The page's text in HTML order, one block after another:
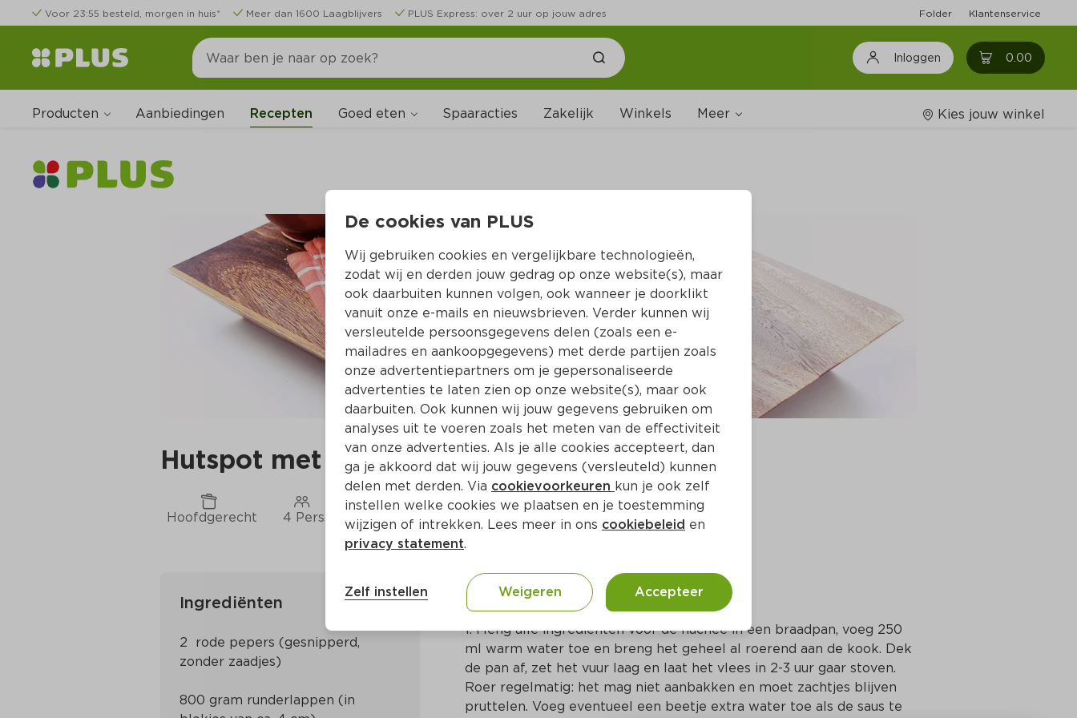
Voor 23:55 besteld, morgen in huis* Meer dan 1600 Laagblijvers PLUS Express: over 2 uur op jouw adres Folder Klantenservice
Inloggen 0.00 0
Producten Aanbiedingen Recepten Goed eten Spaaracties Zakelijk Winkels Meer Kies jouw winkel
Hutspot met pittige hachee
Hoofdgerecht 4 Pers. Ca. 45 Min Nederlands
Ingrediënten
2  rode pepers (gesnipperd,
800 gram runderlappen (in
Bereidingswijze
1. Meng alle ingrediënten voor de hachee in een braadpan, voeg 250
ml warm water toe en breng het geheel al roerend aan de kook. Dek
de pan af, zet het vuur laag en laat het vlees in 2-3 uur gaar stoven.
Roer regelmatig: het mag niet aanbakken en moet zachtjes blijven
pruttelen. Voeg eventueel een beetje extra water toe als de saus te
De cookies van PLUS
Wij gebruiken cookies en vergelijkbare technologieën,
zodat wij en derden jouw gedrag op onze website(s), maar
ook daarbuiten kunnen volgen, ook wanneer je doorklikt
vanuit onze e-mails en nieuwsbrieven. Verder kunnen wij
versleutelde persoonsgegevens delen (zoals een e-
mailadres en aankoopgegevens) met derde partijen zoals
onze advertentiepartners om je gepersonaliseerde
advertenties te laten zien op onze website(s), maar ook
daarbuiten. Ook kunnen wij jouw gegevens gebruiken om
analyses uit te voeren zoals het meten van de effectiviteit
van onze advertenties. Als je alle cookies accepteert, dan
ga je akkoord dat wij jouw gegevens (versleuteld) kunnen
delen met derden. Via cookievoorkeuren kun je ook zelf
instellen welke cookies we plaatsen en je toestemming
wijzigen of intrekken. Lees meer in ons cookiebeleid en
privacy statement.
Zelf instellen Weigeren Accepteer